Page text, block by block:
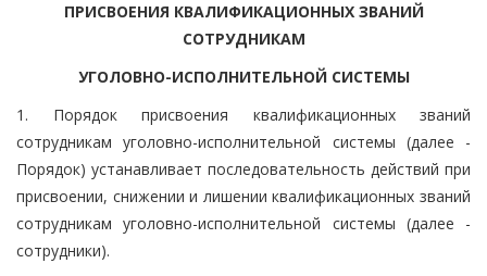
ПРИСВОЕНИЯ КВАЛИФИКАЦИОННЫХ ЗВАНИЙ
СОТРУДНИКАМ
УГОЛОВНО-ИСПОЛНИТЕЛЬНОЙ СИСТЕМЫ
1. Порядок присвоения квалификационных званий
сотрудникам уголовно-исполнительной системы (далее -
Порядок) устанавливает последовательность действий при
присвоении, снижении и лишении квалификационных званий
сотрудникам уголовно-исполнительной системы (далее -
сотрудники).